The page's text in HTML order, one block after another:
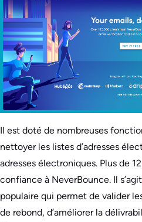
Il est doté de nombreuses
nettoyer les listes d’adresses
adresses électroniques. Plus de
confiance à NeverBounce. Il
populaire qui permet de valider
de rebond, d’améliorer la